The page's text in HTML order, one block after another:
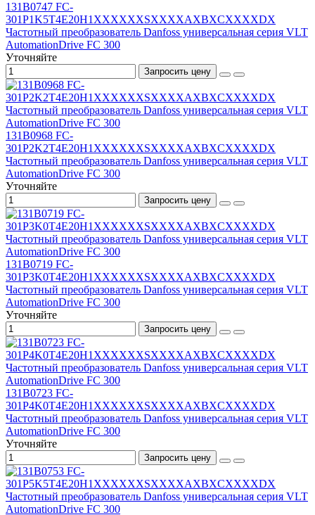
131B0747 FC-
301P1K5T4E20H1XXXXXXSXXXXAXBXCXXXXDX
Частотный преобразователь Danfoss универсальная серия VLT
AutomationDrive FC 300
Уточняйте
Запросить цену
131B0968 FC-
301P2K2T4E20H1XXXXXXSXXXXAXBXCXXXXDX
Частотный преобразователь Danfoss универсальная серия VLT
AutomationDrive FC 300
Уточняйте
Запросить цену
131B0719 FC-
301P3K0T4E20H1XXXXXXSXXXXAXBXCXXXXDX
Частотный преобразователь Danfoss универсальная серия VLT
AutomationDrive FC 300
Уточняйте
Запросить цену
131B0723 FC-
301P4K0T4E20H1XXXXXXSXXXXAXBXCXXXXDX
Частотный преобразователь Danfoss универсальная серия VLT
AutomationDrive FC 300
Уточняйте
Запросить цену